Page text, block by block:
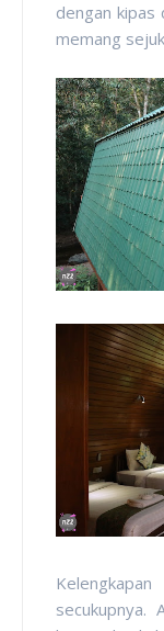
dengan kipas
memang
secukupnya.